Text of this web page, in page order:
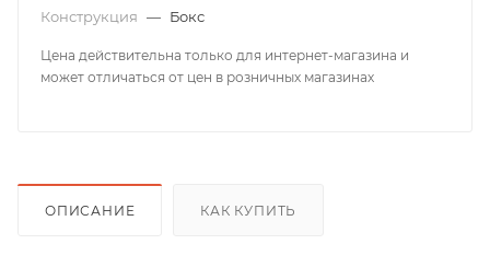
Конструкция — Бокс
Цена действительна только для интернет-магазина и
может отличаться от цен в розничных магазинах
ОПИСАНИЕ КАК КУПИТЬ